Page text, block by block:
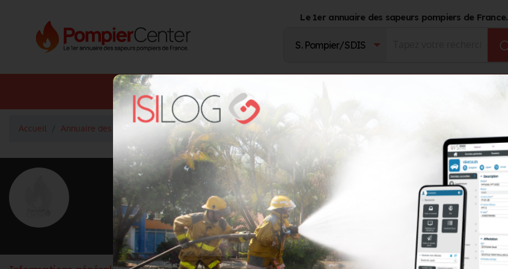
Le 1er annuaire des sapeurs pompiers de France.
Annuaire SDIS Annuaire Fournisseurs
Accueil Annuaire des fournisseurs des Métiers du Feu Habillements
< Retour à la liste des fournisseurs
ROSTAING
Activité principale
Gants